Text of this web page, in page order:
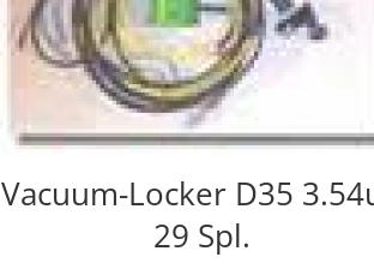
Vacuum-Locker D35
29 Spl.